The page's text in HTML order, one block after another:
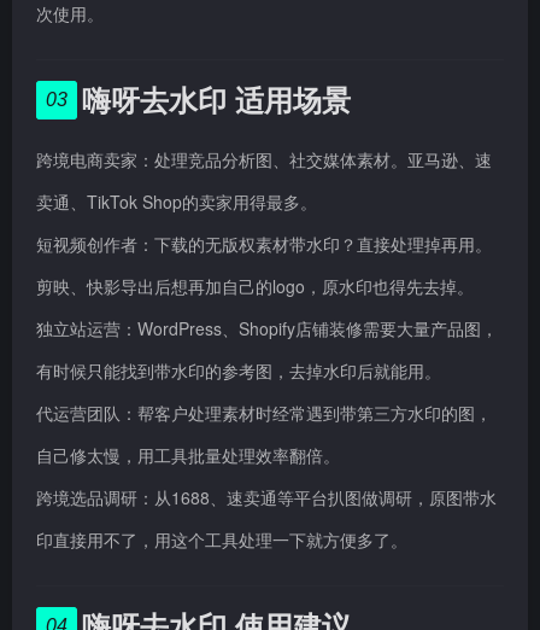
次使用。
03 嗨呀去水印 适用场景
跨境电商卖家：处理竞品分析图、社交媒体素材。亚马逊、速
卖通、TikTok Shop的卖家用得最多。
短视频创作者：下载的无版权素材带水印？直接处理掉再用。
剪映、快影导出后想再加自己的logo，原水印也得先去掉。
独立站运营：WordPress、Shopify店铺装修需要大量产品图，
有时候只能找到带水印的参考图，去掉水印后就能用。
代运营团队：帮客户处理素材时经常遇到带第三方水印的图，
自己修太慢，用工具批量处理效率翻倍。
跨境选品调研：从1688、速卖通等平台扒图做调研，原图带水
印直接用不了，用这个工具处理一下就方便多了。
04